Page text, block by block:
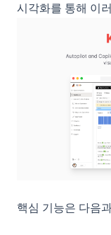
시각화를 통해 이
핵심 기능은 다음